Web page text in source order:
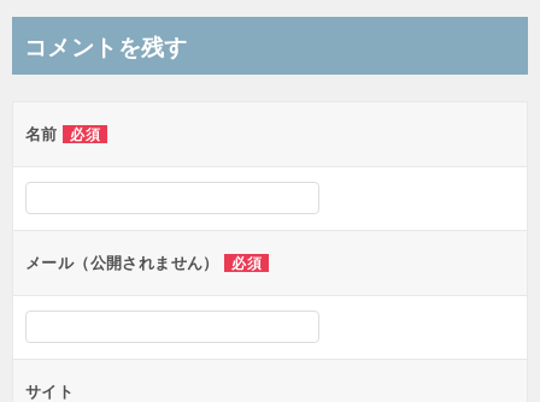
ビ
ー
シ
ョ
ン
コメントを残す
名前 必須
メール（公開されません） 必須
サイト